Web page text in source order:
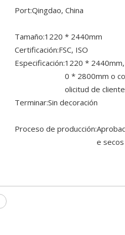
Port:Qingdao, China
Tamaño:1220 * 2440mm
Certificación:FSC, ISO
Especificación:1220 *
0 * 2800mm o
olicitud de cliente
Terminar:Sin decoración
Proceso de producción:
e secos